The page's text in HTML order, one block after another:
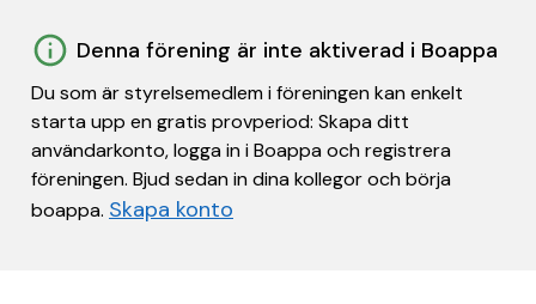
Denna förening är inte aktiverad i Boappa
Du som är styrelsemedlem i föreningen kan enkelt
starta upp en gratis provperiod: Skapa ditt
användarkonto, logga in i Boappa och registrera
föreningen. Bjud sedan in dina kollegor och börja
boappa. Skapa konto